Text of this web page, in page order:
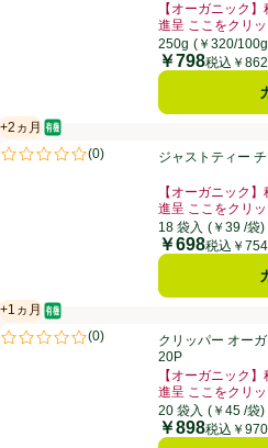
【オーガニック
進呈 ここをクリッ
お買い得品名：
250g (￥320/
価格
￥798税込￥862
ジャストティー チークトゥチークバニ
+2ヵ月
賞味・消費期限保証：2ヵ月
オーガニック/有機
(0)
評価は0件のレビューで5点中0.0点。
ジャストティー
【オーガニック
進呈 ここをクリッ
お買い得品名：
18 袋入 (￥39 /袋)
価格
￥698税込￥754
クリッパー オーガニックアソートテ
+1ヵ月
賞味・消費期限保証：1ヵ月
オーガニック/有機
(0)
評価は0件のレビューで5点中0.0点。
クリッパー オー
20P
【オーガニック
進呈 ここをクリッ
お買い得品名：
20 袋入 (￥45 /袋)
価格
￥898税込￥970